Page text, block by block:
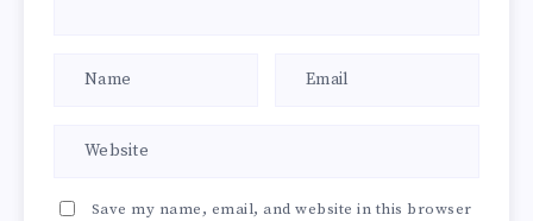
Save my name, email, and website in this browser